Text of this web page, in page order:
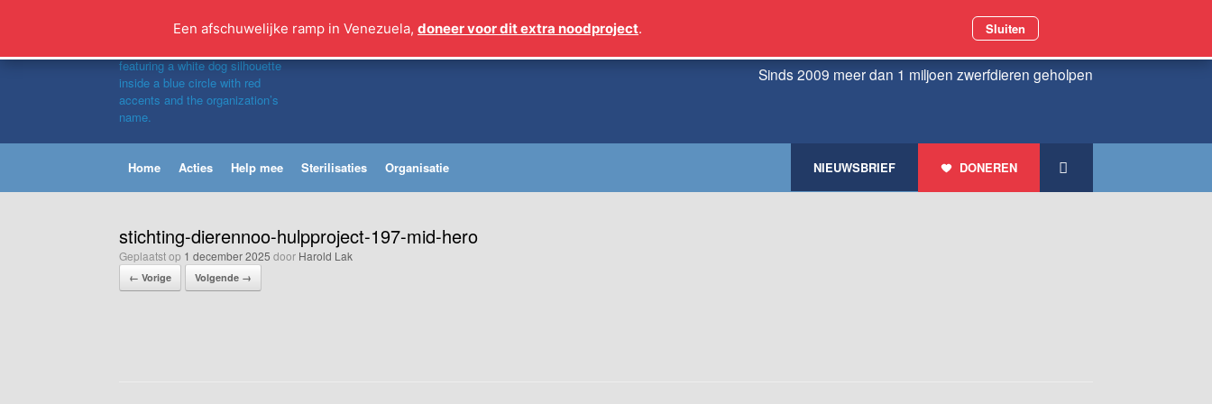
inhoud
Sinds 2009 meer dan 1 miljoen zwerfdieren geholpen
Home Acties Help mee Sterilisaties Organisatie DONEREN
NIEUWSBRIEF
stichting-dierennoo-hulpproject-197-mid-hero
Geplaatst op 1 december 2025 door Harold Lak
← Vorige Volgende →
Een afschuwelijke ramp in Venezuela, doneer voor dit extra noodproject. Sluiten